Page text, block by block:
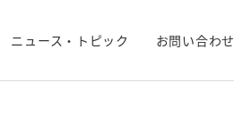
ニュース・トピック
お問い合わせ